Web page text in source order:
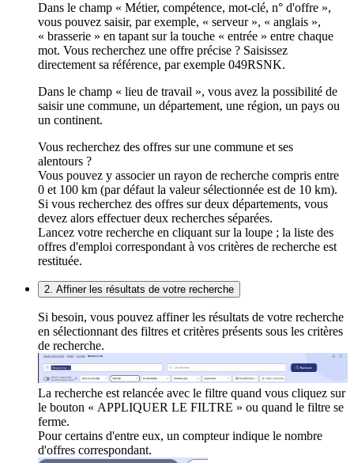
Dans le champ « Métier, compétence, mot-clé, n° d'offre »,
vous pouvez saisir, par exemple, « serveur », « anglais »,
« brasserie » en tapant sur la touche « entrée » entre chaque
mot. Vous recherchez une offre précise ? Saisissez
directement sa référence, par exemple 049RSNK.
Dans le champ « lieu de travail », vous avez la possibilité de
saisir une commune, un département, une région, un pays ou
un continent.
Vous recherchez des offres sur une commune et ses
alentours ?
Vous pouvez y associer un rayon de recherche compris entre
0 et 100 km (par défaut la valeur sélectionnée est de 10 km).
Si vous recherchez des offres sur deux départements, vous
devez alors effectuer deux recherches séparées.
Lancez votre recherche en cliquant sur la loupe ; la liste des
offres d'emploi correspondant à vos critères de recherche est
restituée.
2. Affiner les résultats de votre recherche
Si besoin, vous pouvez affiner les résultats de votre recherche
en sélectionnant des filtres et critères présents sous les critères
de recherche.
La recherche est relancée avec le filtre quand vous cliquez sur
le bouton « APPLIQUER LE FILTRE » ou quand le filtre se
ferme.
Pour certains d'entre eux, un compteur indique le nombre
d'offres correspondant.